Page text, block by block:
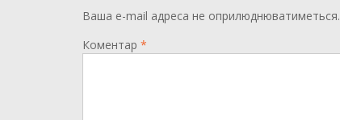
Ваша e-mail адреса не оприлюднюватиметься.
Коментар *